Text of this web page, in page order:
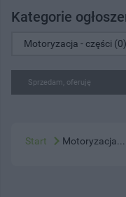
Kategorie
Sprzedam, oferuję
Start Motoryzacja...